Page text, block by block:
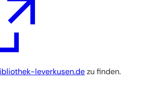
leverkusen.dezu finden.